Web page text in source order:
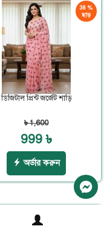
38 %
ছাড়
ডিজিটাল প্রিন্ট জর্জেট শাড়ি
৳ 1,600
999 ৳
অর্ডার করুন